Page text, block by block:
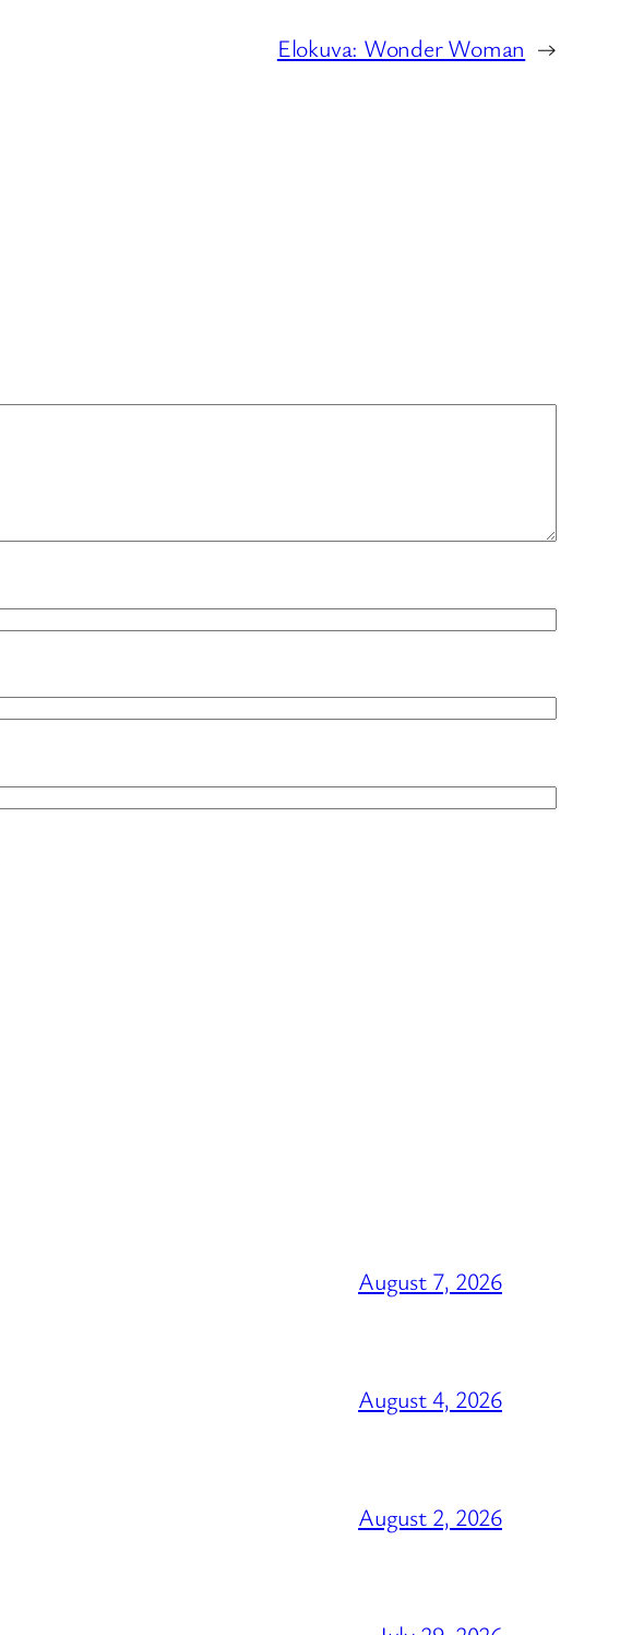
Elokuva: Wonder Woman →
August 7, 2026
August 4, 2026
August 2, 2026